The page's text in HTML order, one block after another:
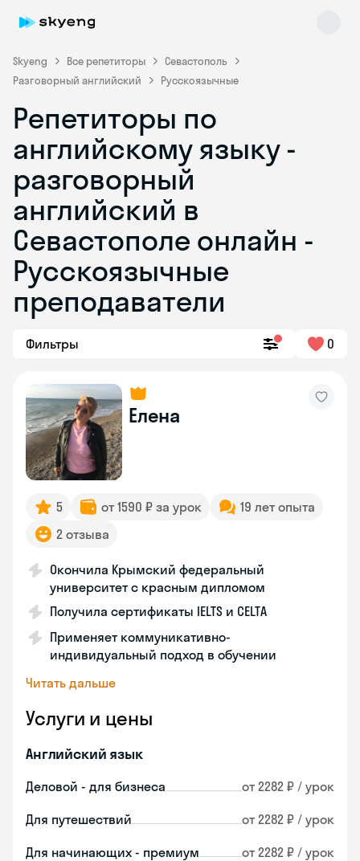
Skyeng Все репетиторы
Севастополь
Разговорный английский
Русскоязычные
Репетиторы по
английскому языку -
разговорный
английский в
Севастополе онлайн -
Русскоязычные
преподаватели
Фильтры 0
Елена
5 от 1590 ₽ за урок
19 лет опыта
2 отзыва
Окончила Крымский федеральный
университет с красным дипломом
Получила сертификаты IELTS и CELTA
Применяет коммуникативно-
индивидуальный подход в обучении
Читать дальше
Услуги и цены
Английский язык
Деловой - для бизнеса от 2282 ₽ / урок
Для путешествий от 2282 ₽ / урок
Для начинающих - премиум от 2282 ₽ / урок
Skyeng Chat